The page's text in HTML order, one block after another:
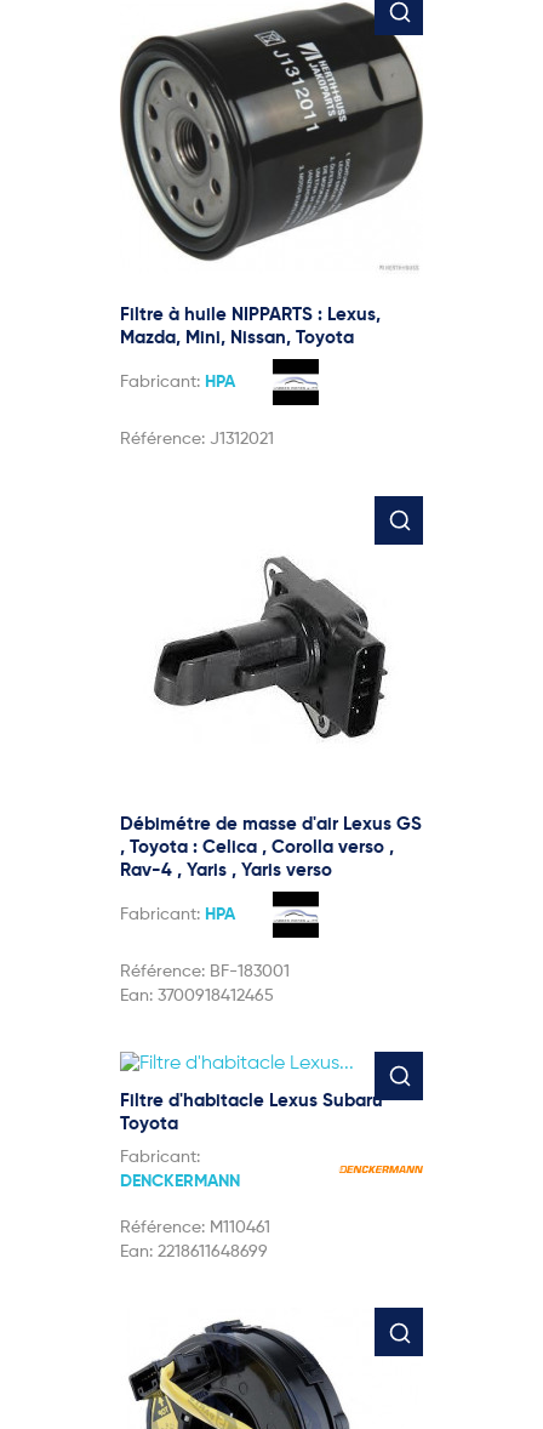
Filtre à huile NIPPARTS : Lexus,
Mazda, Mini, Nissan, Toyota
Fabricant: HPA
Référence: J1312021
Débimétre de masse d'air Lexus GS
, Toyota : Celica , Corolla verso ,
Rav-4 , Yaris , Yaris verso
Fabricant: HPA
Référence: BF-183001
Ean: 3700918412465
Filtre d'habitacle Lexus Subaru
Toyota
Fabricant:
DENCKERMANN
Référence: M110461
Ean: 2218611648699